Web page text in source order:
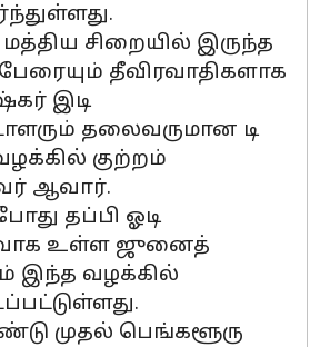
சிறையில் இருந்த
தீவிரவாதிகளாக
இடி
தலைவருமான டி
குற்றம்
ஆவார்.
தப்பி ஓடி
உள்ள ஜுனைத்
இந்த வழக்கில்
முதல் பெங்களூரு